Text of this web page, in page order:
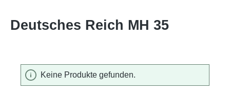
Deutsches Reich MH 35
Keine Produkte gefunden.